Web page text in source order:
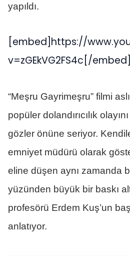
yapıldı.
[embed]https://
v=zGEkVG2FS4c[/embed]
“Meşru Gayrimeşru” filmi
popüler dolandırıcılık
gözler önüne seriyor.
emniyet müdürü olarak
eline düşen aynı zamanda
yüzünden büyük bir baskı
profesörü Erdem Kuş’un
anlatıyor.